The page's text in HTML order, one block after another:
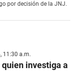
por decisión de la JNJ.
11:30 a.m.
quien investiga a